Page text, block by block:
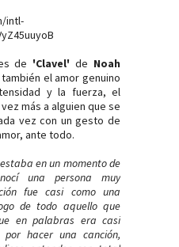
intl-
de 'Clavel'de Noah
el amor genuino
y la fuerza, el
más a alguien que se
vez con un gesto de
ante todo.
en un momento de
una persona muy
fue casi como una
de todo aquello que
en palabras era casi
hacer una canción,